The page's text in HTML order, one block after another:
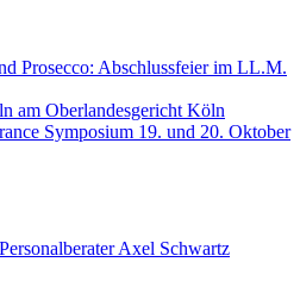
Prosecco: Abschlussfeier im LL.M.
am Oberlandesgericht Köln
Symposium 19. und 20. Oktober
Axel Schwartz